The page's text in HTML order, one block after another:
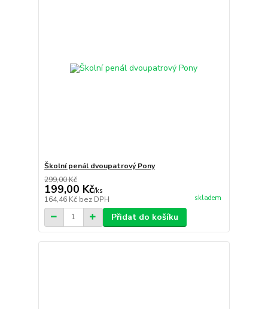
Školní penál dvoupatrový Pony
299,00 Kč
199,00 Kč/ks
164,46 Kč bez DPH skladem
Přidat do košíku